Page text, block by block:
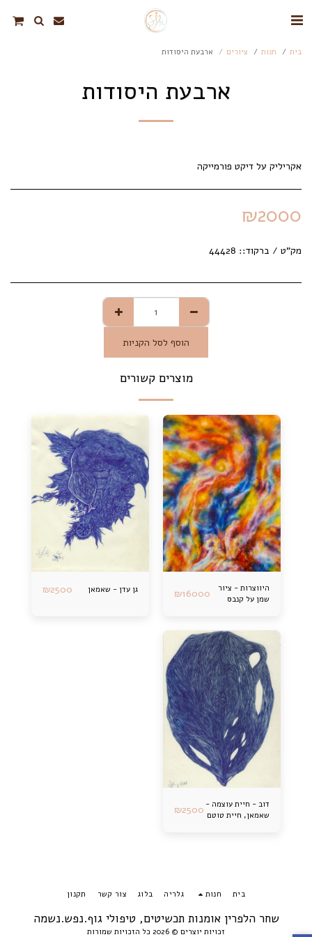
בית חנות ציורים ארבעת היסודות
ארבעת היסודות
אקריליק על דיקט פורמייקה
₪2000
מק"ט / ברקוד:: 44428
הוסף לסל הקניות
מוצרים קשורים
היווצרות - ציור
שמן על קנבס
₪16000 גן עדן - שאמאן ₪2500
דוב - חיית עוצמה -
שאמאן, חיית טוטם
₪2500
שחר הלפרין אומנות תכשיטים, טיפולי גוף.נפש.נשמה
זכויות יוצרים © 2026 כל הזכויות שמורות
בית חנות גלריה בלוג צור קשר תקנון